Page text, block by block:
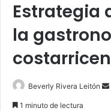
Estrategia
la
Beverly Rivera Leitón
1 minuto de lectura